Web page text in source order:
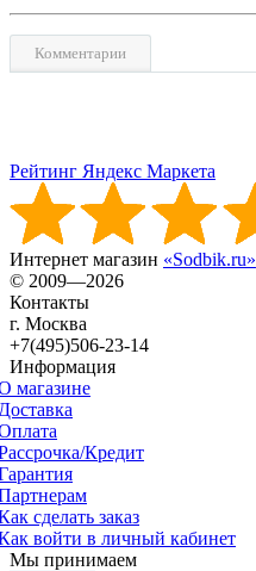
Комментарии
Рейтинг Яндекс Маркета
Интернет магазин «Sodbik.ru»
© 2009—2026
Контакты
г. Москва
+7(495)506-23-14
Информация
магазине
Кредит
сделать заказ
войти в личный кабинет
Мы принимаем